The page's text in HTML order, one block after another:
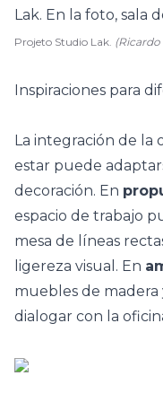
Projeto Studio Lak. (Ricardo
Inspiraciones para
La integración de la
estar puede
decoración. En
espacio de trabajo
mesa de líneas
ligereza visual. En
muebles de
dialogar con la